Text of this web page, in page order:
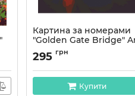
Картина за номерами
"Golden Gate Bridge"
Craft 11003-AC 40х50 см
Артикул:
295 грн
Купити